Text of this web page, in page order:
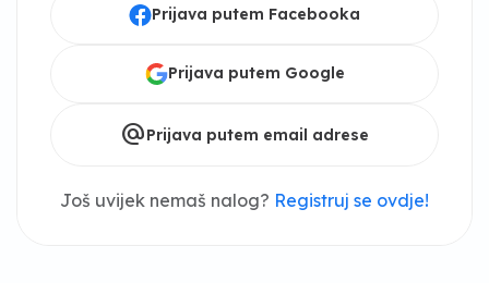
Prijava putem Facebooka
Prijava putem Google
alternate_emailPrijava putem email adrese
Još uvijek nemaš nalog? Registruj se ovdje!